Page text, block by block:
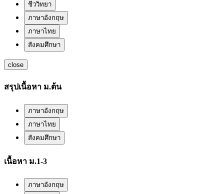
ชีววิทยา
ภาษาอังกฤษ
ภาษาไทย
สังคมศึกษา
close
สรุปเนื้อหา ม.ต้น
ภาษาอังกฤษ
ภาษาไทย
สังคมศึกษา
เนื้อหา ม.1-3
ภาษาอังกฤษ